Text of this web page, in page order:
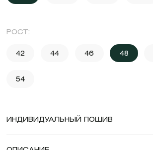
РОСТ:
42 44 46 48
54
ИНДИВИДУАЛЬНЫЙ ПОШИВ